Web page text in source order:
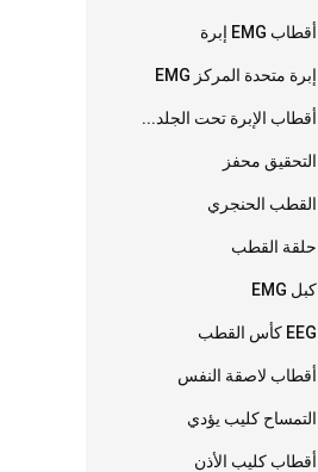
أقطاب EMG إبرة
إبرة متحدة المركز EMG
أقطاب الإبرة تحت الجلد...
التحقيق محفز
القطب الحنجري
حلقة القطب
كبل EMG
EEG كأس القطب
أقطاب لاصقة النفس
التمساح كليب يؤدي
أقطاب كليب الأذن